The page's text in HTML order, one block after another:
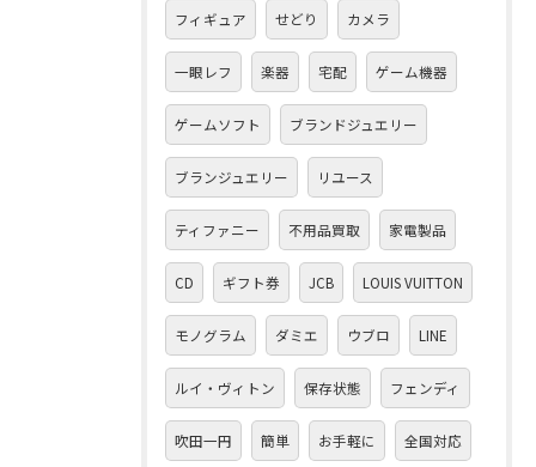
フィギュア せどり カメラ
一眼レフ 楽器 宅配 ゲーム機器
ゲームソフト ブランドジュエリー
ブランジュエリー リユース
ティファニー 不用品買取 家電製品
CD ギフト券 JCB LOUIS VUITTON
モノグラム ダミエ ウブロ LINE
ルイ・ヴィトン 保存状態 フェンディ
吹田一円 簡単 お手軽に 全国対応